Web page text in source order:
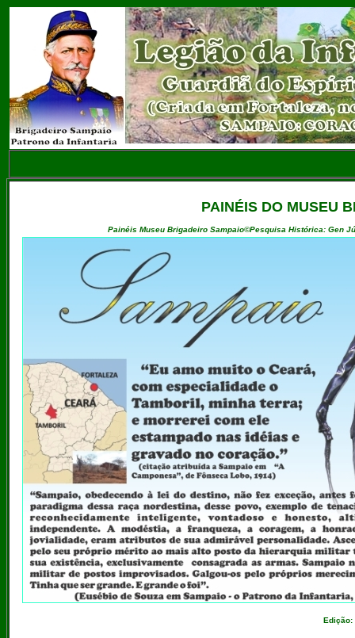
PAINÉIS DO MUSEU
Painéis Museu Brigadeiro Sampaio©Pesquisa Histórica: Gen
Edição: